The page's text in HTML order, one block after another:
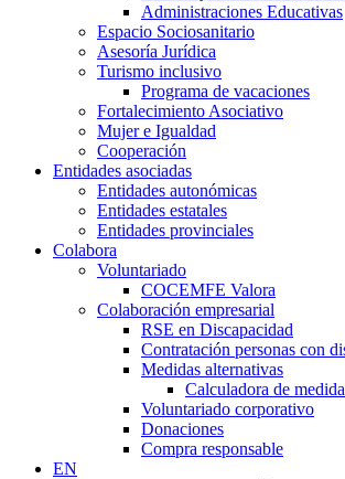
Administraciones Educativas
Espacio Sociosanitario
Asesoría Jurídica
Turismo inclusivo
Programa de vacaciones
Fortalecimiento Asociativo
Mujer e Igualdad
Cooperación
Entidades asociadas
Entidades autonómicas
Entidades estatales
Entidades provinciales
Colabora
Voluntariado
COCEMFE Valora
Colaboración empresarial
RSE en Discapacidad
Contratación personas con
Medidas alternativas
Calculadora de
Voluntariado corporativo
Donaciones
Compra responsable
EN